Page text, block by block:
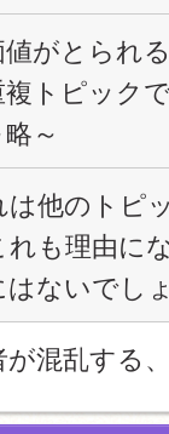
がとられ
トピック
略～
は他のトピ
れも理由に
はないでし
が混乱する